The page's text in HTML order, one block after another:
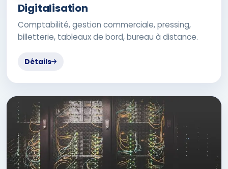
Digitalisation
Comptabilité, gestion commerciale, pressing,
billetterie, tableaux de bord, bureau à distance.
Détails